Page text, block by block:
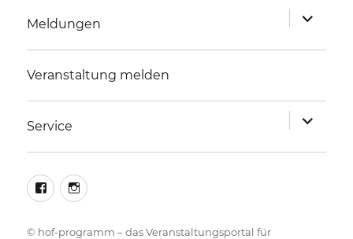
Meldungen
anzeigen
Veranstaltung melden
Service
anzeigen
facebookinstagram
© hof-programm – das Veranstaltungsportal für